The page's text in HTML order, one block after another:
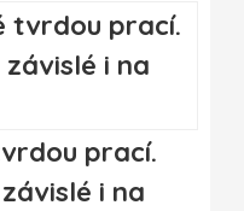
prací.
i na